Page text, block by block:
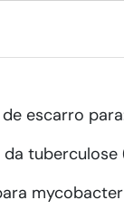
escarro